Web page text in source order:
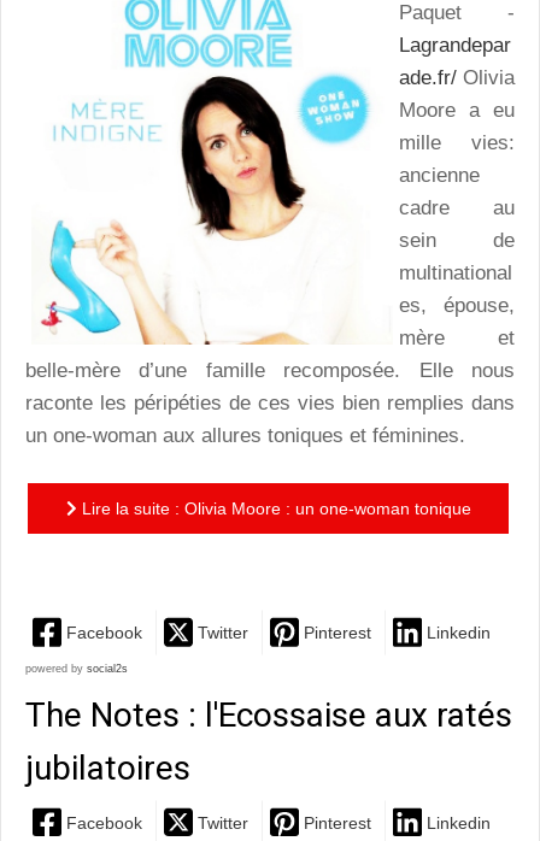
Paquet -
Lagrandepar
ade.fr/ Olivia
Moore a eu
mille vies:
ancienne
cadre au
sein de
multinational
es, épouse,
mère et
belle-mère d’une famille recomposée. Elle nous
raconte les péripéties de ces vies bien remplies dans
un one-woman aux allures toniques et féminines.
Lire la suite : Olivia Moore : un one-woman tonique
Facebook Twitter Pinterest Linkedin
powered by social2s
The Notes : l'Ecossaise aux ratés
jubilatoires
Facebook Twitter Pinterest Linkedin